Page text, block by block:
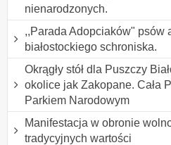
nienarodzonych.
,,Parada Adopciaków" psów
białostockiego schroniska.
Okrągły stół dla Puszczy
okolice jak Zakopane. Cała
Parkiem Narodowym
Manifestacja w obronie
tradycyjnych wartości